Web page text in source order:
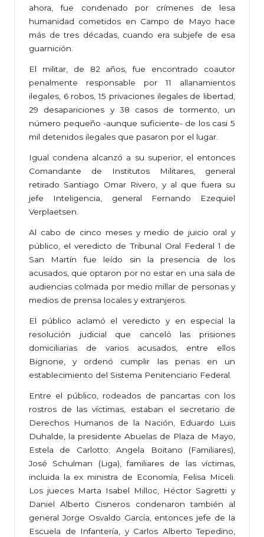
ahora, fue condenado por crímenes de lesa
humanidad cometidos en Campo de Mayo hace
más de tres décadas, cuando era subjefe de esa
guarnición.
El militar, de 82 años, fue encontrado coautor
penalmente responsable por 11 allanamientos
ilegales, 6 robos, 15 privaciones ilegales de libertad,
29 desapariciones y 38 casos de tormento, un
número pequeño -aunque suficiente- de los casi 5
mil detenidos ilegales que pasaron por el lugar.
Igual condena alcanzó a su superior, el entonces
Comandante de Institutos Militares, general
retirado Santiago Omar Rivero, y al que fuera su
jefe Inteligencia, general Fernando Ezequiel
Verplaetsen.
Al cabo de cinco meses y medio de juicio oral y
público, el veredicto de Tribunal Oral Federal 1 de
San Martín fue leído sin la presencia de los
acusados, que optaron por no estar en una sala de
audiencias colmada por medio millar de personas y
medios de prensa locales y extranjeros.
El público aclamó el veredicto y en especial la
resolución judicial que canceló las prisiones
domiciliarias de varios acusados, entre ellos
Bignone, y ordenó cumplir las penas en un
establecimiento del Sistema Penitenciario Federal.
Entre el público, rodeados de pancartas con los
rostros de las víctimas, estaban el secretario de
Derechos Humanos de la Nación, Eduardo Luis
Duhalde, la presidente Abuelas de Plaza de Mayo,
Estela de Carlotto; Angela Boitano (Familiares),
José Schulman (Liga), familiares de las víctimas,
incluida la ex ministra de Economía, Felisa Miceli.
Los jueces Marta Isabel Milloc, Héctor Sagretti y
Daniel Alberto Cisneros condenaron también al
general Jorge Osvaldo García, entonces jefe de la
Escuela de Infantería, y Carlos Alberto Tepedino,